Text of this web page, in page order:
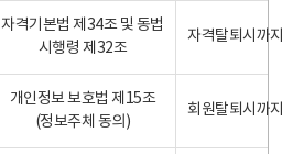
자격기본법 제34조 및 동법
시행령 제32조
자격탈퇴시까
개인정보 보호법 제15조
(정보주체 동의)
회원탈퇴시까